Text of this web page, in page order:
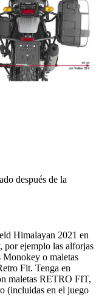
después de la
Himalayan 2021 en
por ejemplo las alforjas
o maletas
Fit. Tenga en
maletas RETRO FIT,
(incluidas en el juego